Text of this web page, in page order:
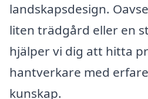
landskapsdesign.
liten trädgård eller en
hjälper vi dig att hitta
hantverkare med
kunskap.